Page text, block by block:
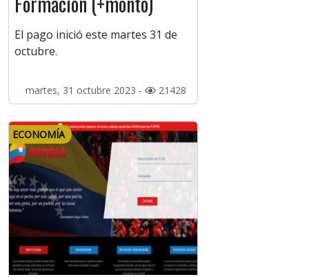
El pago inició este martes 31 de
octubre.
martes, 31 octubre 2023 - 21428
ECONOMÍA